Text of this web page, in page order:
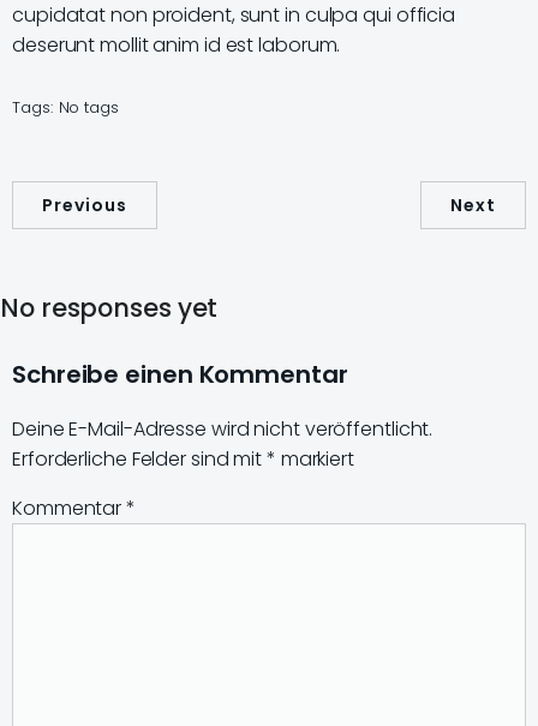
cupidatat non proident, sunt in culpa qui officia
deserunt mollit anim id est laborum.
Tags: No tags
Previous Next
No responses yet
Schreibe einen Kommentar
Deine E-Mail-Adresse wird nicht veröffentlicht.
Erforderliche Felder sind mit* markiert
Kommentar*